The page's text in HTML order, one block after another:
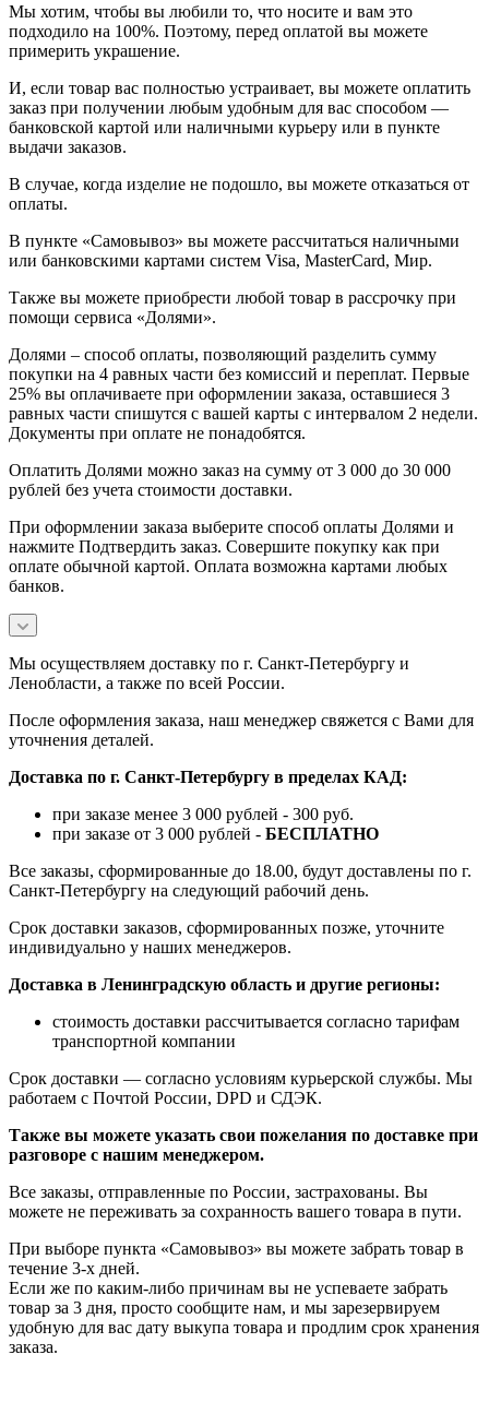
Мы хотим, чтобы вы любили то, что носите и вам это
подходило на 100%. Поэтому, перед оплатой вы можете
примерить украшение.
И, если товар вас полностью устраивает, вы можете оплатить
заказ при получении любым удобным для вас способом —
банковской картой или наличными курьеру или в пункте
выдачи заказов.
В случае, когда изделие не подошло, вы можете отказаться от
оплаты.
В пункте «Самовывоз» вы можете рассчитаться наличными
или банковскими картами систем Visa, MasterCard, Мир.
Также вы можете приобрести любой товар в рассрочку при
помощи сервиса «Долями».
Долями – способ оплаты, позволяющий разделить сумму
покупки на 4 равных части без комиссий и переплат. Первые
25% вы оплачиваете при оформлении заказа, оставшиеся 3
равных части спишутся с вашей карты с интервалом 2 недели.
Документы при оплате не понадобятся.
Оплатить Долями можно заказ на сумму от 3 000 до 30 000
рублей без учета стоимости доставки.
При оформлении заказа выберите способ оплаты Долями и
нажмите Подтвердить заказ. Совершите покупку как при
оплате обычной картой. Оплата возможна картами любых
банков.
Мы осуществляем доставку по г. Санкт-Петербургу и
Ленобласти, а также по всей России.
После оформления заказа, наш менеджер свяжется с Вами для
уточнения деталей.
Доставка по г. Санкт-Петербургу в пределах КАД:
при заказе менее 3 000 рублей - 300 руб.
при заказе от 3 000 рублей - БЕСПЛАТНО
Все заказы, сформированные до 18.00, будут доставлены по г.
Санкт-Петербургу на следующий рабочий день.
Срок доставки заказов, сформированных позже, уточните
индивидуально у наших менеджеров.
Доставка в Ленинградскую область и другие регионы:
стоимость доставки рассчитывается согласно тарифам
транспортной компании
Срок доставки — согласно условиям курьерской службы. Мы
работаем с Почтой России, DPD и СДЭК.
Также вы можете указать свои пожелания по доставке при
разговоре с нашим менеджером.
Все заказы, отправленные по России, застрахованы. Вы
можете не переживать за сохранность вашего товара в пути.
При выборе пункта «Самовывоз» вы можете забрать товар в
течение 3-х дней.
Если же по каким-либо причинам вы не успеваете забрать
товар за 3 дня, просто сообщите нам, и мы зарезервируем
удобную для вас дату выкупа товара и продлим срок хранения
заказа.